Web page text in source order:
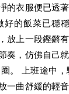
的衣服便已透
好的飯菜已穩
放上一段鏗鏘
奏，仿佛自己
。 上班途中，
一曲舒緩的輕